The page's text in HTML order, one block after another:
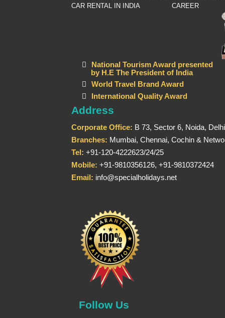
CAR RENTAL IN INDIA
CAREER
National Tourism Award presented
by H.E The President of India
World Travel Brand Award
International Quality Award
Address
Corporate Office: B 73, Sector 6, Noida,
Branches: Mumbai, Chennai, Cochin &
Tel: +91-120-4222623/24/25
Mobile: +91-9810356126, +91-9810372424
Email: info@specialholidays.net
Follow Us